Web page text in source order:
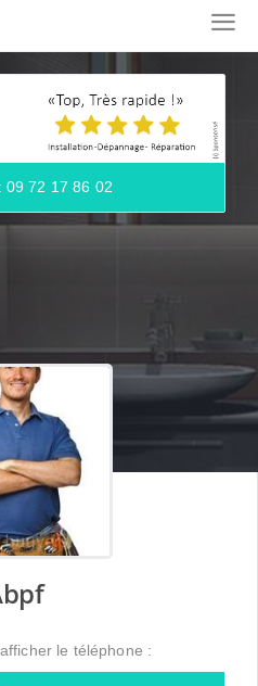
09 72 17 86 02
le téléphone :